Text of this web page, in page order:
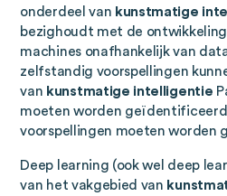
onderdeel van kunstmatige
bezighoudt met de
machines onafhankelijk van
zelfstandig voorspellingen
van kunstmatige intelligentie
moeten worden
voorspellingen moeten worden
Deep learning (ook wel deep
van het vakgebied van